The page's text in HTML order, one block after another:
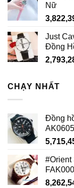
Nữ
Just
Đồng
CHẠY NHẤT
Đồng
#Orient